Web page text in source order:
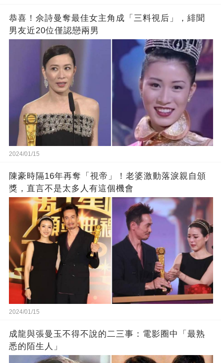
恭喜！佘詩曼奪最佳女主角成「三料視后」，緋聞
男友近20位僅認戀兩男
2024/01/15
陳豪時隔16年再奪「視帝」！老婆激動落淚親自頒
獎，直言不是太多人有這個機會
2024/01/15
成龍與張曼玉不得不說的二三事：電影圈中「最熟
悉的陌生人」